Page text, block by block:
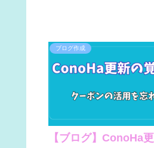
ブログ作成
【ブログ】ConoHa